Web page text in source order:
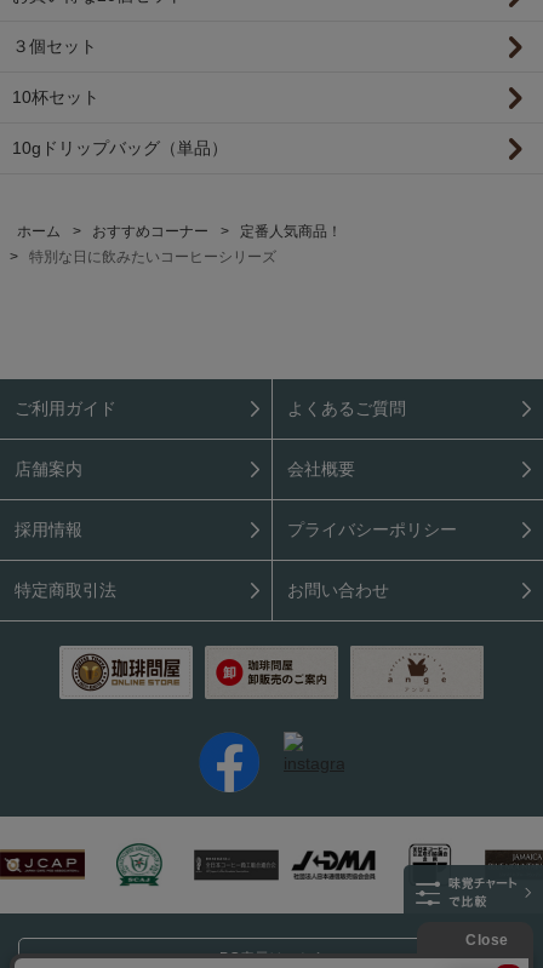
３個セット
10杯セット
10gドリップバッグ（単品）
ホーム > おすすめコーナー >
定番人気商品！
>
特別な日に飲みたいコーヒーシリーズ
ご利用ガイド よくあるご質問
店舗案内 会社概要
採用情報 プライバシーポリシー
特定商取引法 お問い合わせ
PC表示はこちら